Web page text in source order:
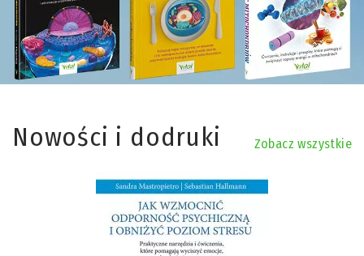
Nowości i dodruki Zobacz wszystkie